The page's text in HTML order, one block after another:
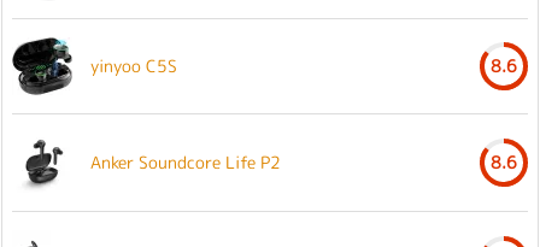
yinyoo C5S 8.6
Anker Soundcore Life P2 8.6